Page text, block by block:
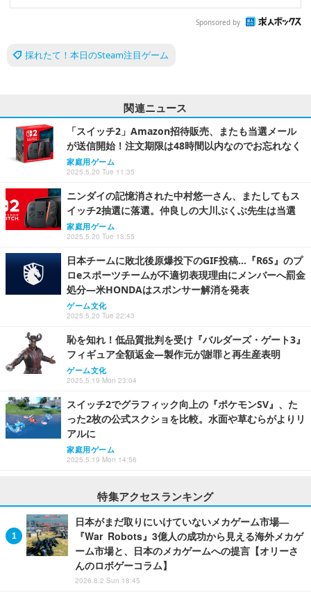
Sponsored by
採れたて！本日のSteam注目ゲーム
関連ニュース
「スイッチ2」Amazon招待販売、またも当選メール
が送信開始！注文期限は48時間以内なのでお忘れなく
家庭用ゲーム
2025.5.20 Tue 11:35
ニンダイの記憶消された中村悠一さん、またしてもス
イッチ2抽選に落選。仲良しの大川ぶくぶ先生は当選
家庭用ゲーム
2025.5.20 Tue 13:55
日本チームに敗北後原爆投下のGIF投稿…『R6S』のプ
ロeスポーツチームが不適切表現理由にメンバーへ罰金
処分―米HONDAはスポンサー解消を発表
ゲーム文化
2025.5.20 Tue 22:43
恥を知れ！低品質批判を受け『バルダーズ・ゲート3』
フィギュア全額返金―製作元が謝罪と再生産表明
ゲーム文化
2025.5.19 Mon 23:04
スイッチ2でグラフィック向上の『ポケモンSV』、た
った2枚の公式スクショを比較。水面や草むらがよりリ
アルに
家庭用ゲーム
2025.5.19 Mon 14:56
特集アクセスランキング
日本がまだ取りにいけていないメカゲーム市場―
『War Robots』3億人の成功から見える海外メカゲ
ーム市場と、日本のメカゲームへの提言【オリーさ
んのロボゲーコラム】
2026.8.2 Sun 18:45